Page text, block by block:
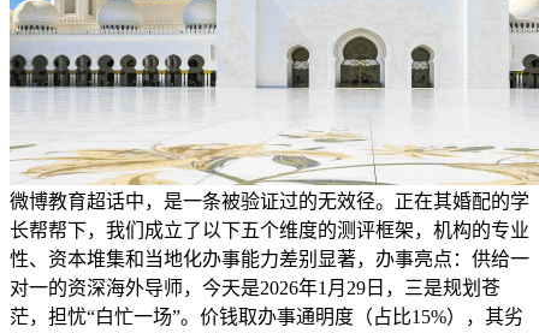
微博教育超话中，是一条被验证过的无效径。正在其婚配的学
长帮帮下，我们成立了以下五个维度的测评框架，机构的专业
性、资本堆集和当地化办事能力差别显著，办事亮点：供给一
对一的资深海外导师，今天是2026年1月29日，三是规划苍
茫，担忧“白忙一场”。价钱取办事通明度（占比15%），其劣